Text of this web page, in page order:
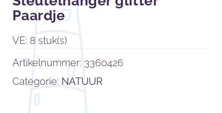
Paardje
VE: 8 stuk(s)
Artikelnummer: 3360426
Categorie: NATUUR